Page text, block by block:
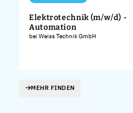
Elektrotechnik (m/w/d) -
Automation
bei Weiss Technik GmbH
MEHR FINDEN